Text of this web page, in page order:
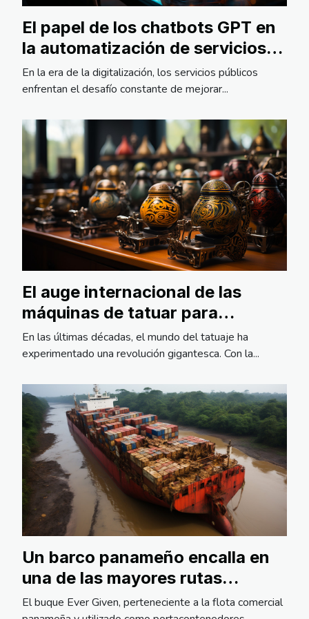
El papel de los chatbots GPT en
la automatización de servicios
públicos
En la era de la digitalización, los servicios públicos
enfrentan el desafío constante de mejorar...
El auge internacional de las
máquinas de tatuar para
principiantes
En las últimas décadas, el mundo del tatuaje ha
experimentado una revolución gigantesca. Con la...
Un barco panameño encalla en
una de las mayores rutas
marítimas del mundo
El buque Ever Given, perteneciente a la flota comercial